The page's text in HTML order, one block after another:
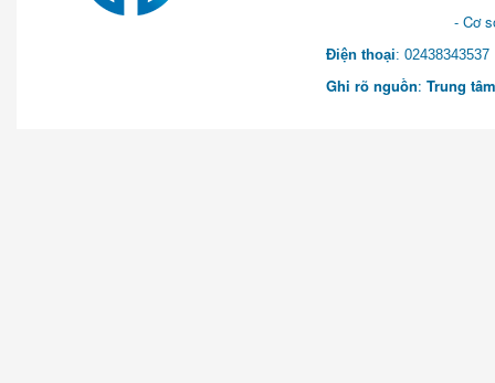
- Cơ sở 3: Số 1 Ngõ 2
Điện thoại:
Ghi rõ nguồn: Trung